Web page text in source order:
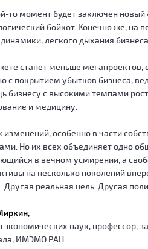
то момент будет заключен
бойкот. Конечно же, на
динамики, легкого дыхания
станет меньше мегапроектов,
с покрытием убытков бизнеса,
бизнесу с высокими темпами
и медицину.
изменений, особенно в части
Но их всех объединяет одно
в вечном усмирении, а
на несколько поколений
Другая реальная цель. Другая
экономических наук,
ИМЭМО РАН